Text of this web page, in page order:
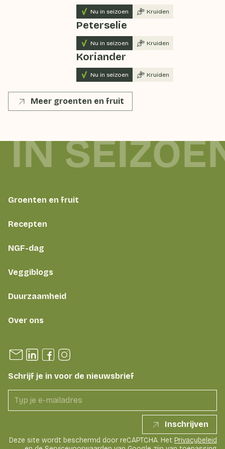
Nu in seizoen Kruiden
Peterselie
Nu in seizoen Kruiden
Koriander
Nu in seizoen Kruiden
Meer groenten en fruit
Groenten en fruit
Recepten
NGF-dag
Veggiblogs
Duurzaamheid
Over ons
Schrijf je in voor de nieuwsbrief
Inschrijven
Deze site wordt beschermd door reCAPTCHA. Het Privacybeleid